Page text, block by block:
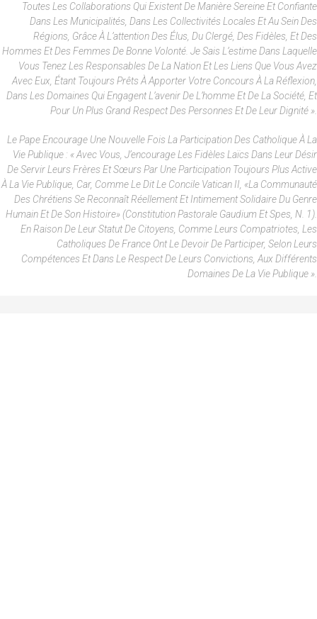
Toutes Les Collaborations Qui Existent De Manière Sereine Et Confiante
Dans Les Municipalités, Dans Les Collectivités Locales Et Au Sein Des
Régions, Grâce À L’attention Des Élus, Du Clergé, Des Fidèles, Et Des
Hommes Et Des Femmes De Bonne Volonté. Je Sais L’estime Dans Laquelle
Vous Tenez Les Responsables De La Nation Et Les Liens Que Vous Avez
Avec Eux, Étant Toujours Prêts À Apporter Votre Concours À La Réflexion,
Dans Les Domaines Qui Engagent L’avenir De L’homme Et De La Société, Et
Pour Un Plus Grand Respect Des Personnes Et De Leur Dignité ».
Le Pape Encourage Une Nouvelle Fois La Participation Des Catholique À La
Vie Publique : « Avec Vous, J’encourage Les Fidèles Laïcs Dans Leur Désir
De Servir Leurs Frères Et Sœurs Par Une Participation Toujours Plus Active
À La Vie Publique, Car, Comme Le Dit Le Concile Vatican II, «la Communauté
Des Chrétiens Se Reconnaît Réellement Et Intimement Solidaire Du Genre
Humain Et De Son Histoire» (Constitution Pastorale Gaudium Et Spes, N. 1).
En Raison De Leur Statut De Citoyens, Comme Leurs Compatriotes, Les
Catholiques De France Ont Le Devoir De Participer, Selon Leurs
Compétences Et Dans Le Respect De Leurs Convictions, Aux Différents
Domaines De La Vie Publique ».